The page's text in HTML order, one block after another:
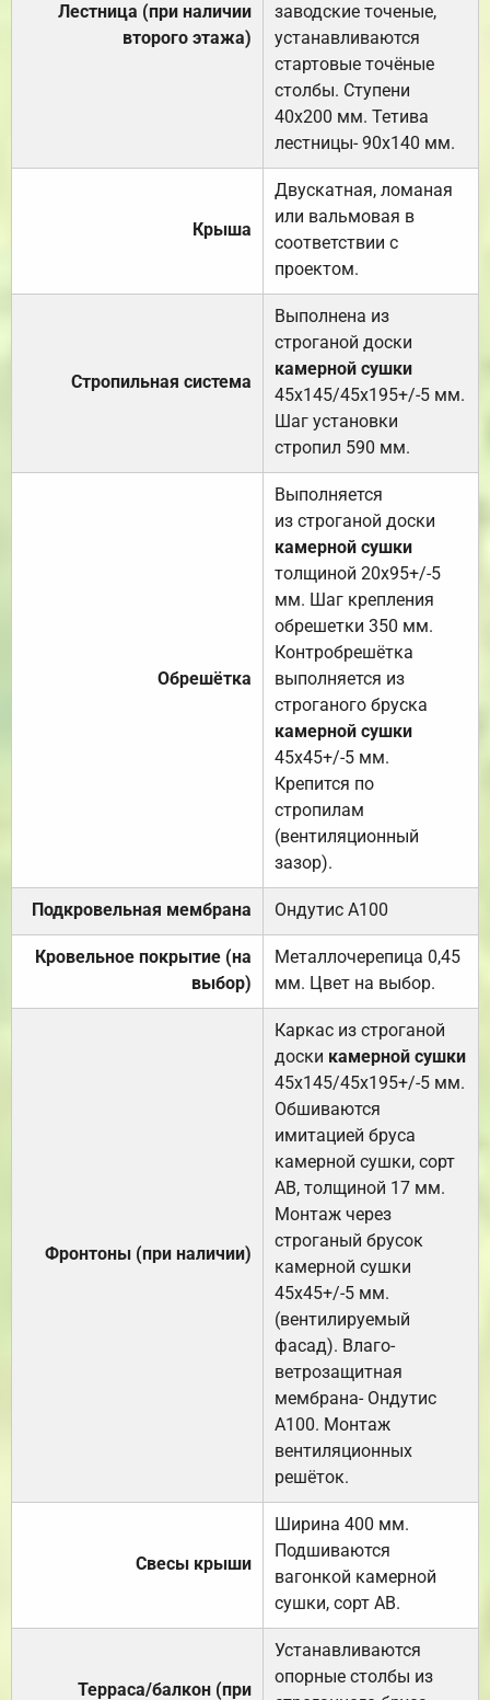
Лестница (при наличии
второго этажа)
заводские точеные,
устанавливаются
стартовые точёные
столбы. Ступени
40х200 мм. Тетива
лестницы- 90х140 мм.
Крыша
Двускатная, ломаная
или вальмовая в
соответствии с
проектом.
Стропильная система
Выполнена из
строганой доски
камерной сушки
45х145/45х195+/-5 мм.
Шаг установки
стропил 590 мм.
Обрешётка
Выполняется
из строганой доски
камерной сушки
толщиной 20х95+/-5
мм. Шаг крепления
обрешетки 350 мм.
Контробрешётка
выполняется из
строганого бруска
камерной сушки
45х45+/-5 мм.
Крепится по
стропилам
(вентиляционный
зазор).
Подкровельная мембрана Ондутис А100
Кровельное покрытие (на
выбор)
Металлочерепица 0,45
мм. Цвет на выбор.
Фронтоны (при наличии)
Каркас из строганой
доски камерной сушки
45х145/45х195+/-5 мм.
Обшиваются
имитацией бруса
камерной сушки, сорт
АВ, толщиной 17 мм.
Монтаж через
строганый брусок
камерной сушки
45х45+/-5 мм.
(вентилируемый
фасад). Влаго-
ветрозащитная
мембрана- Ондутис
А100. Монтаж
вентиляционных
решёток.
Свесы крыши
Ширина 400 мм.
Подшиваются
вагонкой камерной
сушки, сорт АВ.
Терраса/балкон (при
Устанавливаются
опорные столбы из